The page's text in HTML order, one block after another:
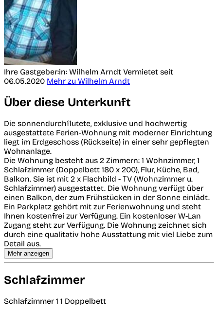
Ihre Gastgeber:in: Wilhelm Arndt Vermietet seit
06.05.2020 Mehr zu Wilhelm Arndt
Über diese Unterkunft
Die sonnendurchflutete, exklusive und hochwertig
ausgestattete Ferien-Wohnung mit moderner Einrichtung
liegt im Erdgeschoss (Rückseite) in einer sehr gepflegten
Wohnanlage.
Die Wohnung besteht aus 2 Zimmern: 1 Wohnzimmer, 1
Schlafzimmer (Doppelbett 180 x 200), Flur, Küche, Bad,
Balkon. Sie ist mit 2 x Flachbild - TV (Wohnzimmer u.
Schlafzimmer) ausgestattet. Die Wohnung verfügt über
einen Balkon, der zum Frühstücken in der Sonne einlädt.
Ein Parkplatz gehört mit zur Ferienwohnung und steht
Ihnen kostenfrei zur Verfügung. Ein kostenloser W-Lan
Zugang steht zur Verfügung. Die Wohnung zeichnet sich
durch eine qualitativ hohe Ausstattung mit viel Liebe zum
Detail aus.
Mehr anzeigen
Schlafzimmer
Schlafzimmer 1 1 Doppelbett